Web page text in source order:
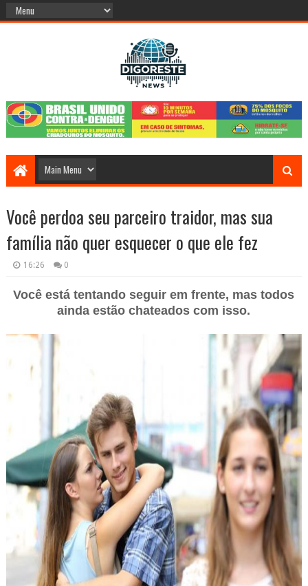
Você perdoa seu parceiro traidor, mas sua
família não quer esquecer o que ele fez
16:26 0
Você está tentando seguir em frente, mas todos
ainda estão chateados com isso.